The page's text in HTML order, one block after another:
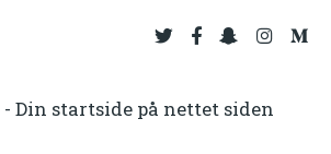
- Din startside på nettet siden